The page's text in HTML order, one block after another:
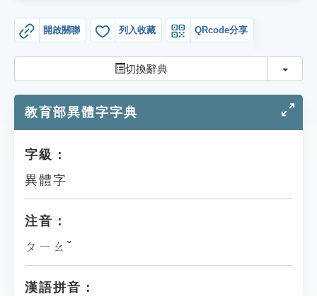
貓頭鷹博士
開啟關聯 列入收藏 QRcode分享
切換辭典 切換
教育部異體字字典
字級：
異體字
注音：
ㄆㄧㄠˇ
漢語拼音：